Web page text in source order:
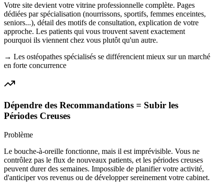
Votre site devient votre vitrine professionnelle complète. Pages
dédiées par spécialisation (nourrissons, sportifs, femmes enceintes,
seniors...), détail des motifs de consultation, explication de votre
approche. Les patients qui vous trouvent savent exactement
pourquoi ils viennent chez vous plutôt qu'un autre.
→ Les ostéopathes spécialisés se différencient mieux sur un marché
en forte concurrence
Dépendre des Recommandations = Subir les
Périodes Creuses
Problème
Le bouche-à-oreille fonctionne, mais il est imprévisible. Vous ne
contrôlez pas le flux de nouveaux patients, et les périodes creuses
peuvent durer des semaines. Impossible de planifier votre activité,
d'anticiper vos revenus ou de développer sereinement votre cabinet.